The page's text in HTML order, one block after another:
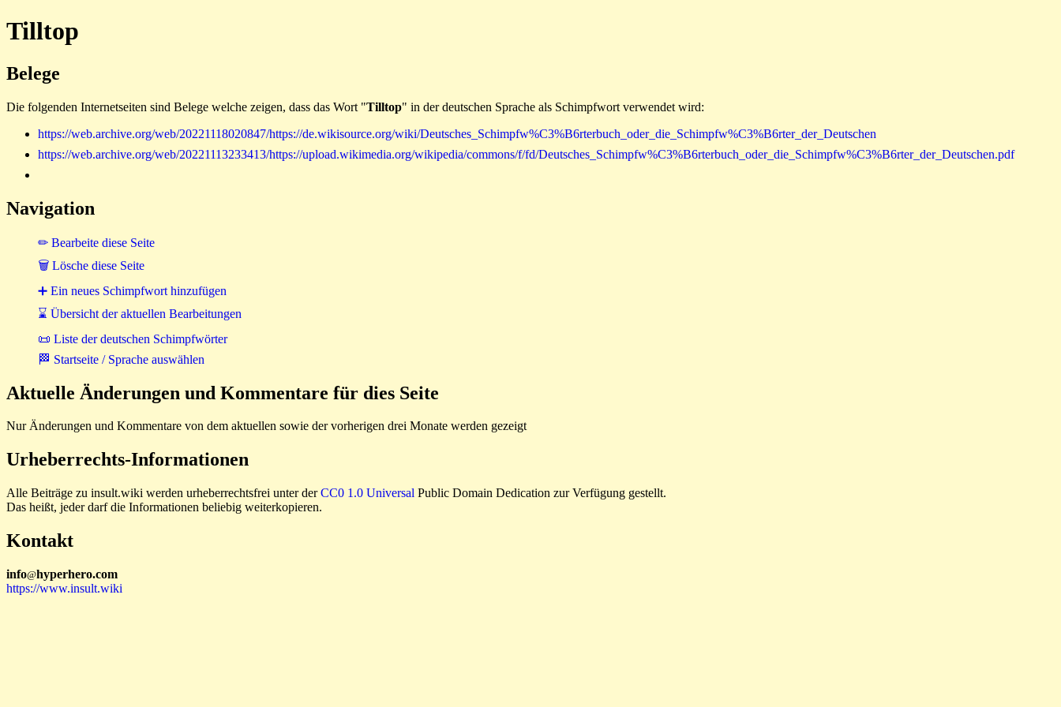
Tilltop
Belege
Die folgenden Internetseiten sind Belege welche zeigen, dass das Wort "Tilltop" in der deutschen Sprache als Schimpfwort verwendet wird:
https://web.archive.org/web/20221118020847/https://de.wikisource.org/wiki/Deutsches_Schimpfw%C3%B6rterbuch_oder_die_Schimpfw%C3%B6rter_der_Deutschen
https://web.archive.org/web/20221113233413/https://upload.wikimedia.org/wikipedia/commons/f/fd/Deutsches_Schimpfw%C3%B6rterbuch_oder_die_Schimpfw%C3%B6rter_der_Deutschen.pdf
Navigation
✏ Bearbeite diese Seite
🗑 Lösche diese Seite
➕ Ein neues Schimpfwort hinzufügen
⌛ Übersicht der aktuellen Bearbeitungen
📜 Liste der deutschen Schimpfwörter
🏁 Startseite / Sprache auswählen
Aktuelle Änderungen und Kommentare für dies Seite
Nur Änderungen und Kommentare von dem aktuellen sowie der vorherigen drei Monate werden gezeigt
Urheberrechts-Informationen
Alle Beiträge zu insult.wiki werden urheberrechtsfrei unter derCC0 1.0 Universal Public Domain Dedication zur Verfügung gestellt.
Das heißt, jeder darf die Informationen beliebig weiterkopieren.
Kontakt
info@hyperhero.com
https://www.insult.wiki